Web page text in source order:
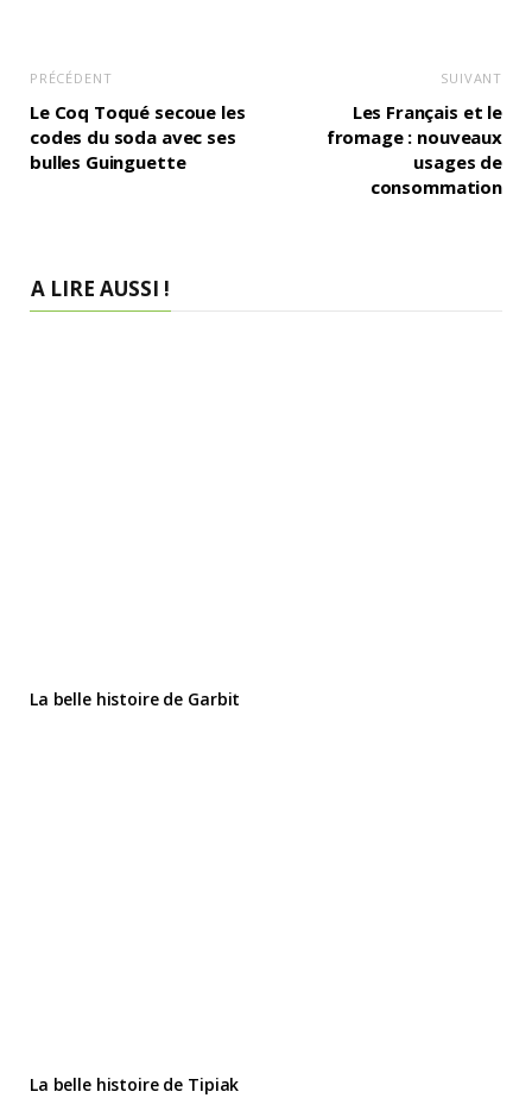
PRÉCÉDENT
Le Coq Toqué secoue les
codes du soda avec ses
bulles Guinguette
SUIVANT
Les Français et le
fromage : nouveaux
usages de
consommation
A LIRE AUSSI !
La belle histoire de Garbit
La belle histoire de Tipiak